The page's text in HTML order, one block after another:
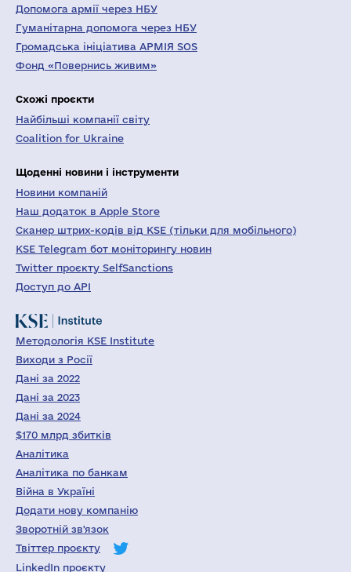
Допомога армії через НБУ
Гуманітарна допомога через НБУ
Громадська ініціатива АРМІЯ SOS
Фонд «Повернись живим»
Схожі проєкти
Найбільші компанії світу
Coalition for Ukraine
Щоденні новини і інструменти
Новини компаній
Наш додаток в Apple Store
Сканер штрих-кодів від KSE (тільки для мобільного)
KSE Telegram бот моніторингу новин
Twitter проєкту SelfSanctions
Доступ до API
Методологія KSE Institute
Виходи з Росії
Дані за 2022
Дані за 2023
Дані за 2024
$170 млрд збитків
Аналітика
Аналітика по банкам
Війна в Україні
Додати нову компанію
Зворотній зв'язок
Твіттер проєкту
LinkedIn проєкту